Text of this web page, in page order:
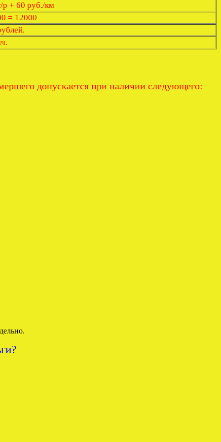
+ 60 руб./км
= 12000
допускается при наличии следующего: